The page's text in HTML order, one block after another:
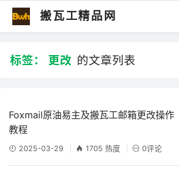
搬瓦工精品网
标签： 更改 的文章列表
Foxmail原油易主及搬瓦工邮箱更改操作
教程
2025-03-29 1705 热度 0评论